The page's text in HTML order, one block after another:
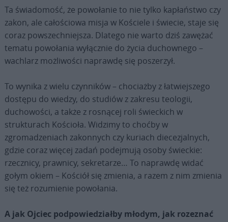
Ta świadomość, że powołanie to nie tylko kapłaństwo czy
zakon, ale całościowa misja w Kościele i świecie, staje się
coraz powszechniejsza. Dlatego nie warto dziś zawężać
tematu powołania wyłącznie do życia duchownego –
wachlarz możliwości naprawdę się poszerzył.
To wynika z wielu czynników – chociażby z łatwiejszego
dostępu do wiedzy, do studiów z zakresu teologii,
duchowości, a także z rosnącej roli świeckich w
strukturach Kościoła. Widzimy to choćby w
zgromadzeniach zakonnych czy kuriach diecezjalnych,
gdzie coraz więcej zadań podejmują osoby świeckie:
rzecznicy, prawnicy, sekretarze… To naprawdę widać
gołym okiem – Kościół się zmienia, a razem z nim zmienia
się też rozumienie powołania.
A jak Ojciec podpowiedziałby młodym, jak rozeznać